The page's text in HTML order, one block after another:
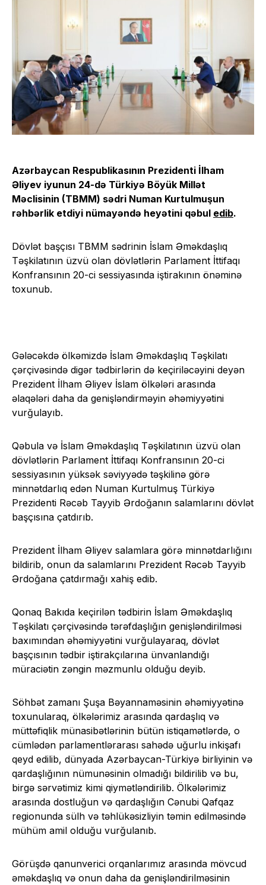
Azərbaycan Respublikasının Prezidenti İlham
Əliyev iyunun 24-də Türkiyə Böyük Millət
Məclisinin (TBMM) sədri Numan Kurtulmuşun
rəhbərlik etdiyi nümayəndə heyətini qəbul edib.
Dövlət başçısı TBMM sədrinin İslam Əməkdaşlıq
Təşkilatının üzvü olan dövlətlərin Parlament İttifaqı
Konfransının 20-ci sessiyasında iştirakının önəminə
toxunub.
Gələcəkdə ölkəmizdə İslam Əməkdaşlıq Təşkilatı
çərçivəsində digər tədbirlərin də keçiriləcəyini deyən
Prezident İlham Əliyev İslam ölkələri arasında
əlaqələri daha da genişləndirməyin əhəmiyyətini
vurğulayıb.
Qəbula və İslam Əməkdaşlıq Təşkilatının üzvü olan
dövlətlərin Parlament İttifaqı Konfransının 20-ci
sessiyasının yüksək səviyyədə təşkilinə görə
minnətdarlıq edən Numan Kurtulmuş Türkiyə
Prezidenti Rəcəb Tayyib Ərdoğanın salamlarını dövlət
başçısına çatdırıb.
Prezident İlham Əliyev salamlara görə minnətdarlığını
bildirib, onun da salamlarını Prezident Rəcəb Tayyib
Ərdoğana çatdırmağı xahiş edib.
Qonaq Bakıda keçirilən tədbirin İslam Əməkdaşlıq
Təşkilatı çərçivəsində tərəfdaşlığın genişləndirilməsi
baxımından əhəmiyyətini vurğulayaraq, dövlət
başçısının tədbir iştirakçılarına ünvanlandığı
müraciətin zəngin məzmunlu olduğu deyib.
Söhbət zamanı Şuşa Bəyannaməsinin əhəmiyyətinə
toxunularaq, ölkələrimiz arasında qardaşlıq və
müttəfiqlik münasibətlərinin bütün istiqamətlərdə, o
cümlədən parlamentlərarası sahədə uğurlu inkişafı
qeyd edilib, dünyada Azərbaycan-Türkiyə birliyinin və
qardaşlığının nümunəsinin olmadığı bildirilib və bu,
birgə sərvətimiz kimi qiymətləndirilib. Ölkələrimiz
arasında dostluğun və qardaşlığın Cənubi Qafqaz
regionunda sülh və təhlükəsizliyin təmin edilməsində
mühüm amil olduğu vurğulanıb.
Görüşdə qanunverici orqanlarımız arasında mövcud
əməkdaşlıq və onun daha da genişləndirilməsinin